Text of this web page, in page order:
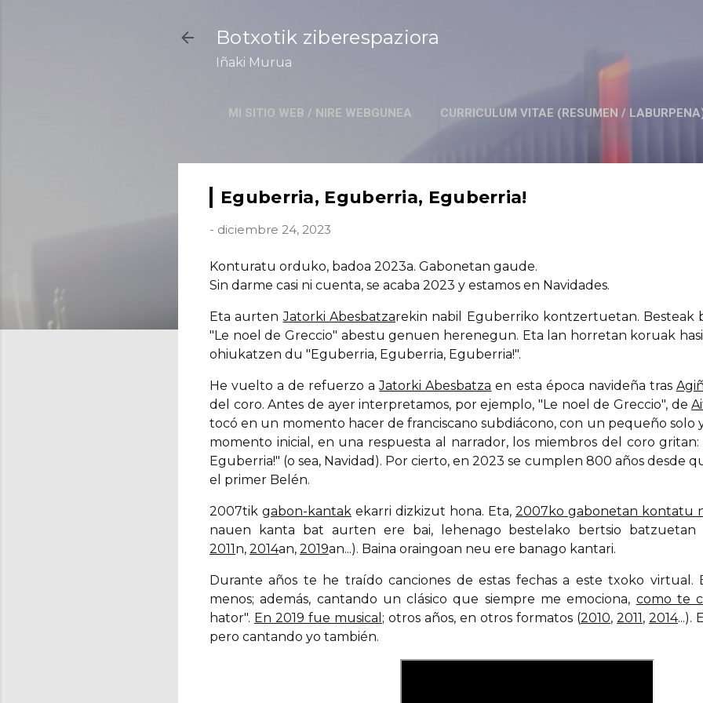
Botxotik ziberespaziora
Iñaki Murua
MI SITIO WEB / NIRE WEBGUNEA CURRICULUM VITAE (RESUMEN /
Eguberria, Eguberria, Eguberria!
- diciembre 24, 2023
Konturatu orduko, badoa 2023a. Gabonetan gaude.
Sin darme casi ni cuenta, se acaba 2023 y estamos en Navidades.
Eta aurtenJatorki Abesbatzarekin nabil Eguberriko kontzertuetan. Besteak
"Le noel de Greccio" abestu genuen herenegun. Eta lan horretan koruak
ohiukatzen du "Eguberria, Eguberria, Eguberria!".
He vuelto a de refuerzo aJatorki Abesbatza en esta época navideña tras
del coro. Antes de ayer interpretamos, por ejemplo, "Le noel de Greccio", de
tocó en un momento hacer de franciscano subdiácono, con un pequeño solo
momento inicial, en una respuesta al narrador, los miembros del coro
Eguberria!" (o sea, Navidad). Por cierto, en 2023 se cumplen 800 años desde
el primer Belén.
2007tik gabon-kantak ekarri dizkizut hona. Eta, 2007ko gabonetan kontatu
nauen kanta bat aurten ere bai, lehenago bestelako bertsio
2011n, 2014an, 2019an...). Baina oraingoan neu ere banago kantari.
Durante años te he traído canciones de estas fechas a este txoko virtual.
menos; además, cantando un clásico que siempre me emociona, como te
hator". En 2019 fue musical ; otros años, en otros formatos (2010, 2011, 2014...).
pero cantando yo también.